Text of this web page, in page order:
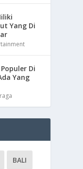
Yang Di
Di
Yang
BALI